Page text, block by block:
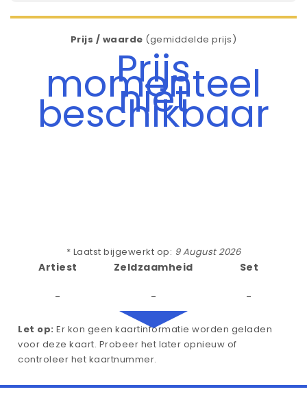
Prijs / waarde (gemiddelde prijs)
Prijs
momenteel
niet
beschikbaar
* Laatst bijgewerkt op: 9 August 2026
Artiest
-
Zeldzaamheid
-
Set
-
Let op: Er kon geen kaartinformatie worden geladen
voor deze kaart. Probeer het later opnieuw of
controleer het kaartnummer.